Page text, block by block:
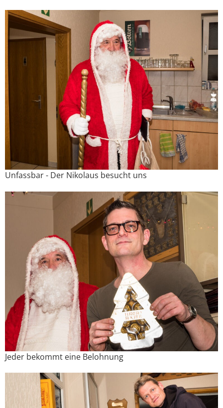
Unfassbar - Der Nikolaus besucht uns
Jeder bekommt eine Belohnung